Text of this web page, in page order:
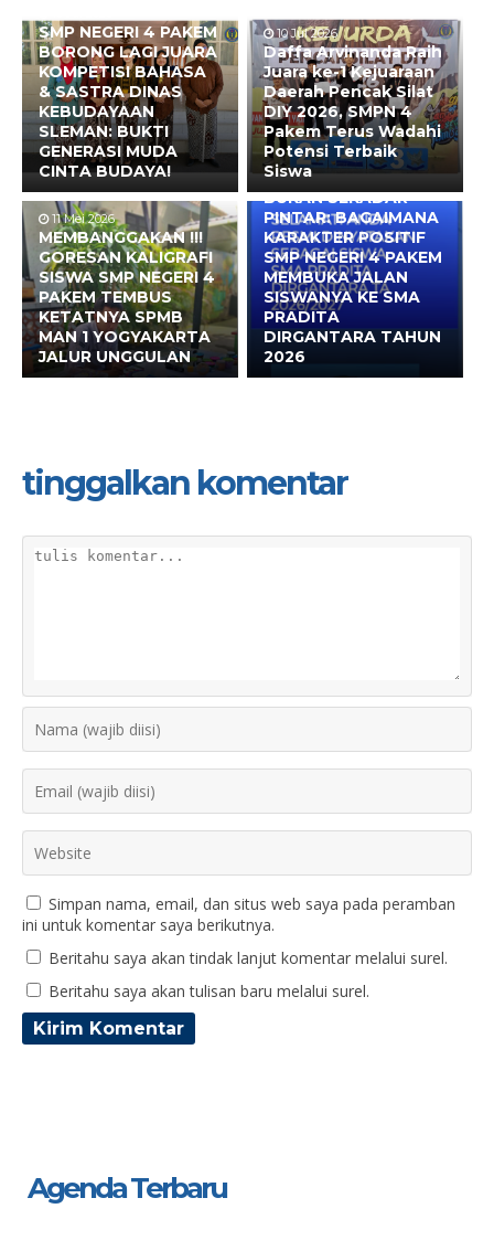
SMP NEGERI 4 PAKEM
BORONG LAGI JUARA
KOMPETISI BAHASA
& SASTRA DINAS
KEBUDAYAAN
SLEMAN: BUKTI
GENERASI MUDA
CINTA BUDAYA!
10 Jul 2026
Daffa Arvinanda Raih
Juara ke-1 Kejuaraan
Daerah Pencak Silat
DIY 2026, SMPN 4
Pakem Terus Wadahi
Potensi Terbaik
Siswa
11 Mei 2026
MEMBANGGAKAN !!!
GORESAN KALIGRAFI
SISWA SMP NEGERI 4
PAKEM TEMBUS
KETATNYA SPMB
MAN 1 YOGYAKARTA
JALUR UNGGULAN
10 Mei 2026
BUKAN SEKADAR
PINTAR: BAGAIMANA
KARAKTER POSITIF
SMP NEGERI 4 PAKEM
MEMBUKA JALAN
SISWANYA KE SMA
PRADITA
DIRGANTARA TAHUN
2026
tinggalkan komentar
Simpan nama, email, dan situs web saya pada peramban
ini untuk komentar saya berikutnya.
Beritahu saya akan tindak lanjut komentar melalui surel.
Beritahu saya akan tulisan baru melalui surel.
Agenda Terbaru